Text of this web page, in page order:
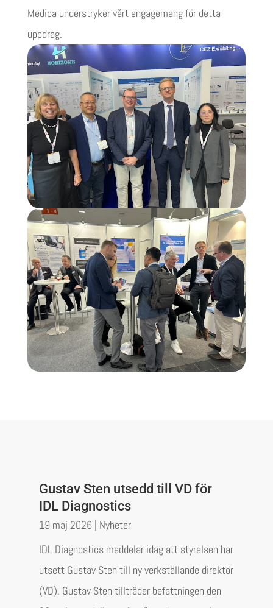
Medica understryker vårt engagemang för detta
uppdrag.
Gustav Sten utsedd till VD för
IDL Diagnostics
19 maj 2026| Nyheter
IDL Diagnostics meddelar idag att styrelsen har
utsett Gustav Sten till ny verkställande direktör
(VD). Gustav Sten tillträder befattningen den